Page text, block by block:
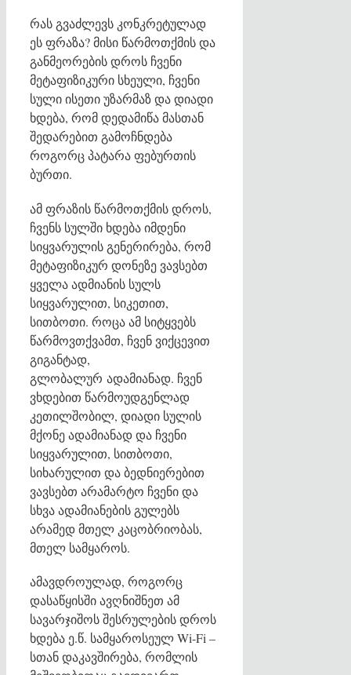
რას გვაძლევს კონკრეტულად
ეს ფრაზა? მისი წარმოთქმის და
განმეორების დროს ჩვენი
მეტაფიზიკური სხეული, ჩვენი
სული ისეთი უზარმაზ და დიადი
ხდება, რომ დედამიწა მასთან
შედარებით გამოჩნდება
როგორც პატარა ფებურთის
ბურთი.
ამ ფრაზის წარმოთქმის დროს,
ჩვენს სულში ხდება იმდენი
სიყვარულის გენერირება, რომ
მეტაფიზიკურ დონეზე ვავსებთ
ყველა ადმიანის სულს
სიყვარულით, სიკეთით,
სითბოთი. როცა ამ სიტყვებს
წარმოვთქვამთ, ჩვენ ვიქცევით
გიგანტად,
გლობალურ ადამიანად. ჩვენ
ვხდებით წარმოუდგენლად
კეთილშობილ, დიადი სულის
მქონე ადამიანად და ჩვენი
სიყვარულით, სითბოთი,
სიხარულით და ბედნიერებით
ვავსებთ არამარტო ჩვენი და
სხვა ადამიანების გულებს
არამედ მთელ კაცობრიობას,
მთელ სამყაროს.
ამავდროულად, როგორც
დასაწყისში ავღნიშნეთ ამ
სავარჯიშოს შესრულების დროს
ხდება ე.წ. სამყაროსეულ Wi-Fi –
სთან დაკავშირება, რომლის